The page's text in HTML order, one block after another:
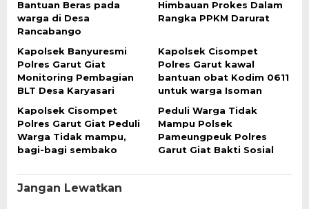
Bantuan Beras pada
warga di Desa
Rancabango
Himbauan Prokes Dalam
Rangka PPKM Darurat
Kapolsek Banyuresmi
Polres Garut Giat
Monitoring Pembagian
BLT Desa Karyasari
Kapolsek Cisompet
Polres Garut kawal
bantuan obat Kodim 0611
untuk warga Isoman
Kapolsek Cisompet
Polres Garut Giat Peduli
Warga Tidak mampu,
bagi-bagi sembako
Peduli Warga Tidak
Mampu Polsek
Pameungpeuk Polres
Garut Giat Bakti Sosial
Jangan Lewatkan